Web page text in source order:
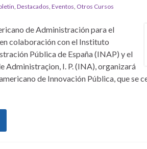
, Destacados, Eventos, Otros Cursos
de Administración para el
colaboración con el Instituto
Pública de España (INAP) y el
Administraçion, I. P. (INA), organizará
de Innovación Pública, que se